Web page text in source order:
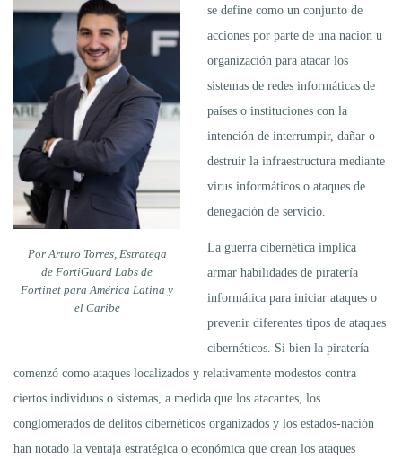
Por Arturo Torres, Estratega
de FortiGuard Labs de
Fortinet para América Latina y
el Caribe
se define como un conjunto de
acciones por parte de una nación u
organización para atacar los
sistemas de redes informáticas de
países o instituciones con la
intención de interrumpir, dañar o
destruir la infraestructura mediante
virus informáticos o ataques de
denegación de servicio.
La guerra cibernética implica
armar habilidades de piratería
informática para iniciar ataques o
prevenir diferentes tipos de ataques
cibernéticos. Si bien la piratería
comenzó como ataques localizados y relativamente modestos contra
ciertos individuos o sistemas, a medida que los atacantes, los
conglomerados de delitos cibernéticos organizados y los estados-nación
han notado la ventaja estratégica o económica que crean los ataques